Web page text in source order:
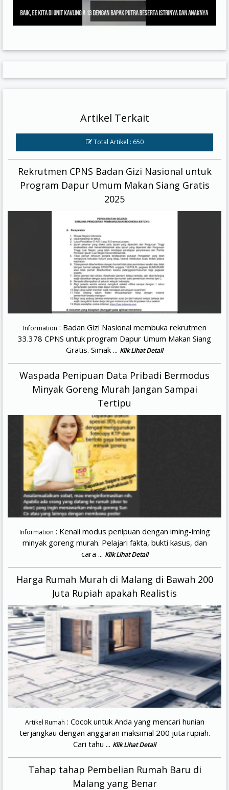
Artikel Terkait
Total Artikel : 650
Rekrutmen CPNS Badan Gizi Nasional untuk
Program Dapur Umum Makan Siang Gratis
2025
Information : Badan Gizi Nasional membuka rekrutmen
33.378 CPNS untuk program Dapur Umum Makan Siang
Gratis. Simak ... Klik Lihat Detail
Waspada Penipuan Data Pribadi Bermodus
Minyak Goreng Murah Jangan Sampai
Tertipu
Information : Kenali modus penipuan dengan iming-iming
minyak goreng murah. Pelajari fakta, bukti kasus, dan
cara ... Klik Lihat Detail
Harga Rumah Murah di Malang di Bawah 200
Juta Rupiah apakah Realistis
Artikel Rumah : Cocok untuk Anda yang mencari hunian
terjangkau dengan anggaran maksimal 200 juta rupiah.
Cari tahu ... Klik Lihat Detail
Tahap tahap Pembelian Rumah Baru di
Malang yang Benar